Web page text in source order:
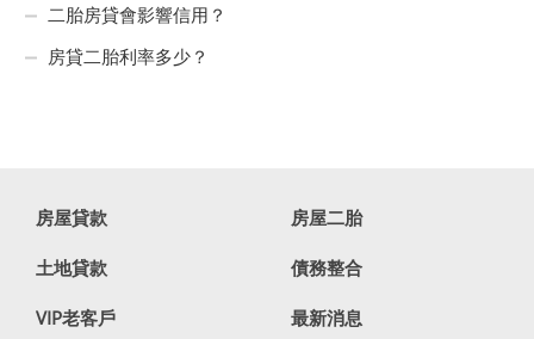
二胎房貸會影響信用？
房貸二胎利率多少？
房屋貸款 房屋二胎
土地貸款 債務整合
VIP老客戶 最新消息